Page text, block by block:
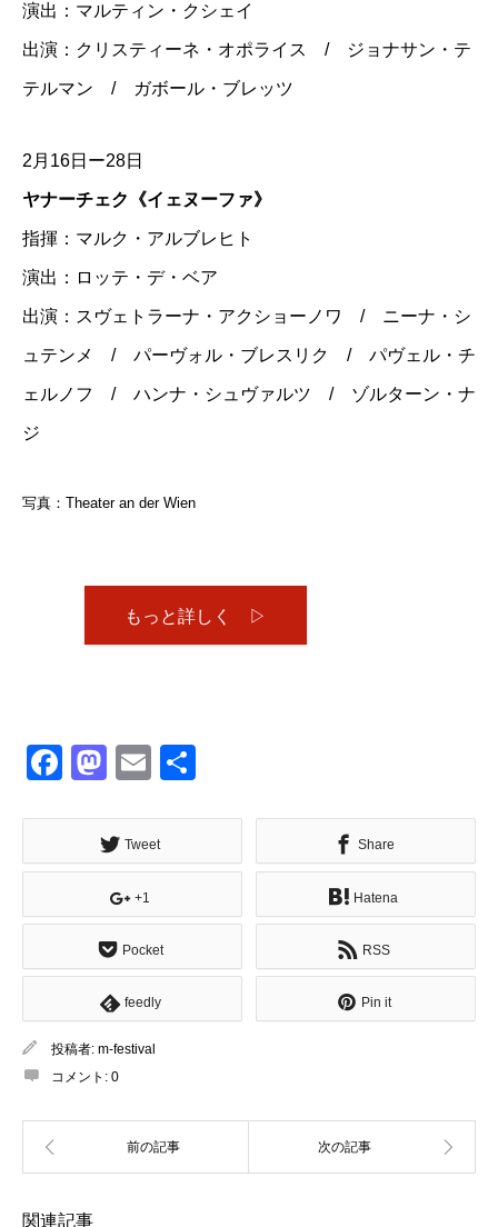
演出：マルティン・クシェイ
出演：クリスティーネ・オポライス / ジョナサン・テ
テルマン / ガボール・ブレッツ
2月16日ー28日
ヤナーチェク《イェヌーファ》
指揮：マルク・アルブレヒト
演出：ロッテ・デ・ベア
出演：スヴェトラーナ・アクショーノワ / ニーナ・シ
ュテンメ / パーヴォル・ブレスリク / パヴェル・チ
ェルノフ / ハンナ・シュヴァルツ / ゾルターン・ナ
ジ
写真：Theater an der Wien
もっと詳しく ▷
Facebook
Mastodon
Email
Tweet Share
+1 Hatena
Pocket RSS
feedly Pin it
投稿者: m-festival
コメント: 0
関連記事